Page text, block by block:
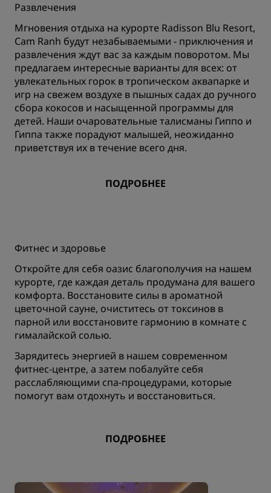
Развлечения
Мгновения отдыха на курорте Radisson Blu Resort,
Cam Ranh будут незабываемыми - приключения и
развлечения ждут вас за каждым поворотом. Мы
предлагаем интересные варианты для всех: от
увлекательных горок в тропическом аквапарке и
игр на свежем воздухе в пышных садах до ручного
сбора кокосов и насыщенной программы для
детей. Наши очаровательные талисманы Гиппо и
Гиппа также порадуют малышей, неожиданно
приветствуя их в течение всего дня.
ПОДРОБНЕЕ
Фитнес и здоровье
Откройте для себя оазис благополучия на нашем
курорте, где каждая деталь продумана для вашего
комфорта. Восстановите силы в ароматной
цветочной сауне, очиститесь от токсинов в
парной или восстановите гармонию в комнате с
гималайской солью.
Зарядитесь энергией в нашем современном
фитнес-центре, а затем побалуйте себя
расслабляющими спа-процедурами, которые
помогут вам отдохнуть и восстановиться.
ПОДРОБНЕЕ